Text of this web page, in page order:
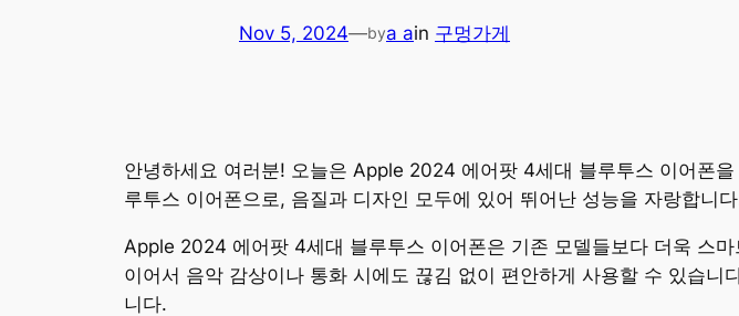
Nov 5, 2024—bya ain 구멍가게
안녕하세요 여러분! 오늘은 Apple 2024 에어팟 4세대 블루투스 이어폰
루투스 이어폰으로, 음질과 디자인 모두에 있어 뛰어난 성능을 자랑합니
Apple 2024 에어팟 4세대 블루투스 이어폰은 기존 모델들보다 더욱 스
이어서 음악 감상이나 통화 시에도 끊김 없이 편안하게 사용할 수 있습
니다.